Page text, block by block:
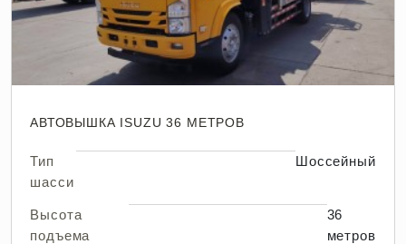
АВТОВЫШКА ISUZU 36 МЕТРОВ
Тип
шасси
Шоссейный
Высота
подъема
36
метров